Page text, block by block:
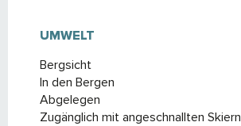
UMWELT
UMWELT
Bergsicht
In den Bergen
Abgelegen
Zugänglich mit angeschnallten Skiern